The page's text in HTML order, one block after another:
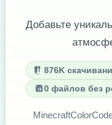
Добавьте
876K
0 файлов без